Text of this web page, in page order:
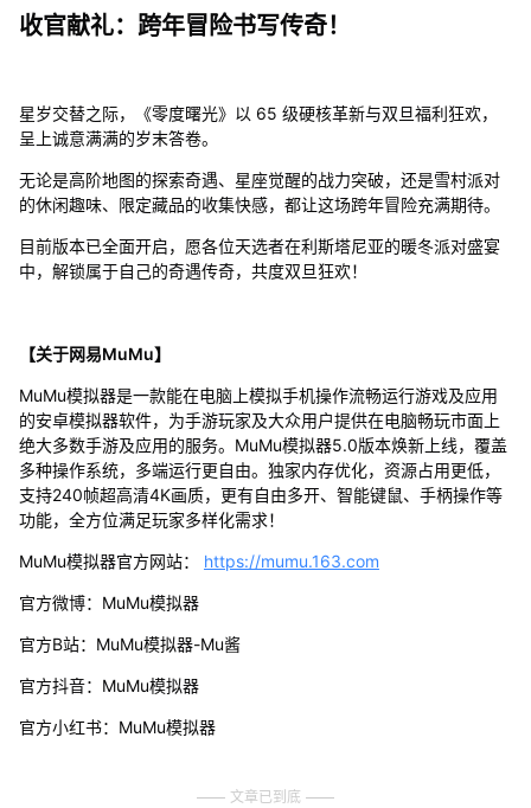
收官献礼：跨年冒险书写传奇！
星岁交替之际，《零度曙光》以 65 级硬核革新与双旦福利狂欢，
呈上诚意满满的岁末答卷。
无论是高阶地图的探索奇遇、星座觉醒的战力突破，还是雪村派对
的休闲趣味、限定藏品的收集快感，都让这场跨年冒险充满期待。
目前版本已全面开启，愿各位天选者在利斯塔尼亚的暖冬派对盛宴
中，解锁属于自己的奇遇传奇，共度双旦狂欢！
【关于网易MuMu】
MuMu模拟器是一款能在电脑上模拟手机操作流畅运行游戏及应用
的安卓模拟器软件，为手游玩家及大众用户提供在电脑畅玩市面上
绝大多数手游及应用的服务。MuMu模拟器5.0版本焕新上线，覆盖
多种操作系统，多端运行更自由。独家内存优化，资源占用更低，
支持240帧超高清4K画质，更有自由多开、智能键鼠、手柄操作等
功能，全方位满足玩家多样化需求！
MuMu模拟器官方网站： https://mumu.163.com
官方微博：MuMu模拟器
官方B站：MuMu模拟器-Mu酱
官方抖音：MuMu模拟器
官方小红书：MuMu模拟器
文章已到底